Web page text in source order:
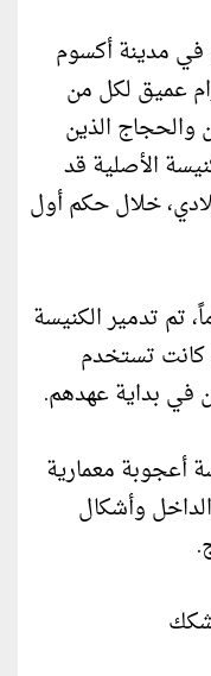
مدينة أكسوم
عميق لكل من
والحجاج الذين
الأصلية قد
خلال حكم أول
الممتد لـ 1700 عاماً، تم تدمير الكنيسة
كانت تستخدم
في بداية عهدهم.
أعجوبة معمارية
وأشكال